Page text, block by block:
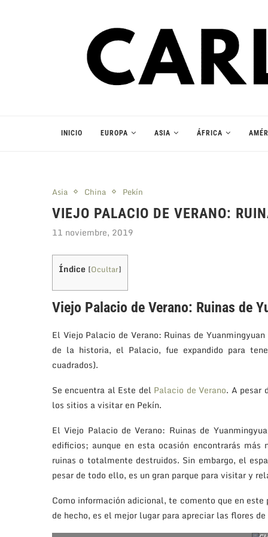
INICIO EUROPA ASIA ÁFRICA
Asia China Pekín
VIEJO PALACIO DE VERANO:
11 noviembre, 2019
Índice [Ocultar]
Viejo Palacio de Verano: Ruinas de
El Viejo Palacio de Verano: Ruinas de
de la historia, el Palacio, fue expandido para
cuadrados).
Se encuentra al Este del Palacio de Verano. A pesar
los sitios a visitar en Pekín.
El Viejo Palacio de Verano: Ruinas de
edificios; aunque en esta ocasión encontrarás
ruinas o totalmente destruidos. Sin embargo, el
pesar de todo ello, es un gran parque para visitar y
Como información adicional, te comento que en
de hecho, es el mejor lugar para apreciar las flores